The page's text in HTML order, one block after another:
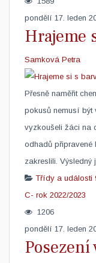
pondělí 17. leden
Hrajeme
Samková Petra
Přesně naměřit
pokusů nemusí být
vyzkoušeli žáci na
odhadů
zakreslili. Výsledný
Třídy a události
C- rok 2022/2023
1206
pondělí 17. leden
Posezení